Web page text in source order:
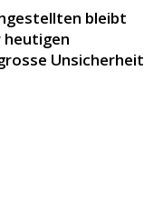
bleibt
heutigen
Unsicherheit